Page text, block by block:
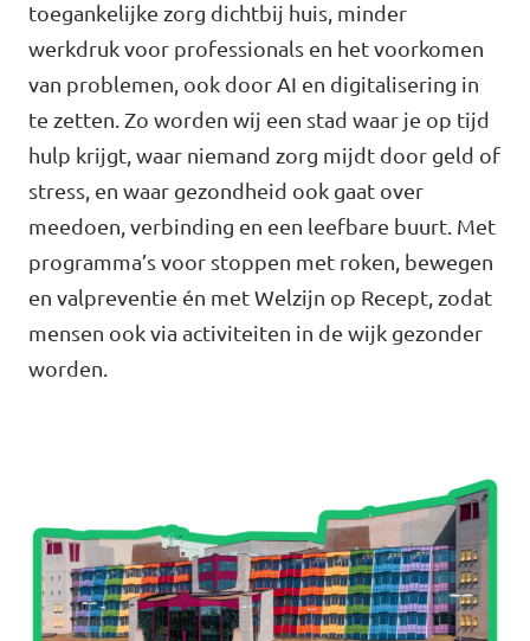
Gemeenteraadsverkiezingen 2026
Doneer
Voor leden
Vacatures
Deventer
Enschede
Hengelo
toegankelijke zorg dichtbij huis, minder
werkdruk voor professionals en het voorkomen
van problemen, ook door AI en digitalisering in
te zetten. Zo worden wij een stad waar je op tijd
hulp krijgt, waar niemand zorg mijdt door geld of
stress, en waar gezondheid ook gaat over
meedoen, verbinding en een leefbare buurt. Met
programma’s voor stoppen met roken, bewegen
en valpreventie én met Welzijn op Recept, zodat
mensen ook via activiteiten in de wijk gezonder
worden.